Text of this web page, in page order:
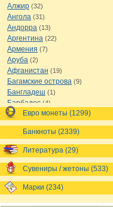
Алжир (32)
Ангола (31)
Андорра (13)
Аргентина (22)
Армения (7)
Аруба (2)
Афганистан (19)
Багамские острова (9)
Бангладеш (1)
Барбадос (4)
Бахрейн(1)
Беларусь(18)
Белиз(16)
Бельгия(69)
Бельгийское Конго(4)
Бенин(4)
Бермуды(1)
Болгария(43)
Евро монеты (1299)
Банкноты (2339)
Литература (29)
Сувениры / жетоны (533)
Марки (234)